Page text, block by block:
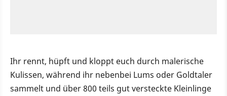
Ihr rennt, hüpft und kloppt euch durch malerische
Kulissen, während ihr nebenbei Lums oder Goldtaler
sammelt und über 800 teils gut versteckte Kleinlinge